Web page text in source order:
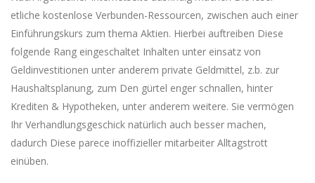
etliche kostenlose Verbunden-Ressourcen, zwischen auch einer
Einführungskurs zum thema Aktien. Hierbei auftreiben Diese
folgende Rang eingeschaltet Inhalten unter einsatz von
Geldinvestitionen unter anderem private Geldmittel, z.b. zur
Haushaltsplanung, zum Den gürtel enger schnallen, hinter
Krediten & Hypotheken, unter anderem weitere. Sie vermögen
Ihr Verhandlungsgeschick natürlich auch besser machen,
dadurch Diese parece inoffizieller mitarbeiter Alltagstrott
einüben.